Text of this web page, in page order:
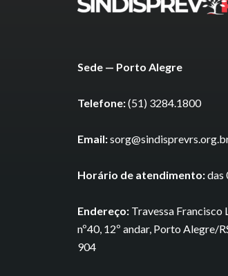
Sede — Porto Alegre
Telefone:(51) 3284.1800
Email:
Horário de atendimento:das
Endereço: Travessa Francisco
nº40, 12º andar, Porto Alegre/
904